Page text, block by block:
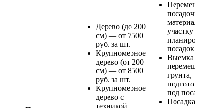
Дерево (до 200
см) — от 7500
руб. за шт.
Крупномерное
дерево (от 200
см) — от 8500
руб. за шт.
Крупномерное
дерево с
техникой —
Перемещение
посадочного
материала по
участку и
планирование
посадок
Выемка и
перемещение
грунта,
подготовка
под посадку
Посадка